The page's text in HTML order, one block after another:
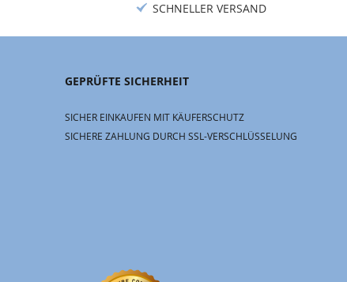
SCHNELLER VERSAND
GEPRÜFTE SICHERHEIT
SICHER EINKAUFEN MIT KÄUFERSCHUTZ
SICHERE ZAHLUNG DURCH SSL-VERSCHLÜSSELUNG